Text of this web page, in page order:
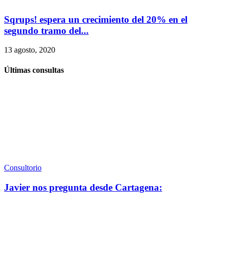
Sqrups! espera un crecimiento del 20% en el
segundo tramo del...
13 agosto, 2020
Últimas consultas
Consultorio
Javier nos pregunta desde Cartagena: